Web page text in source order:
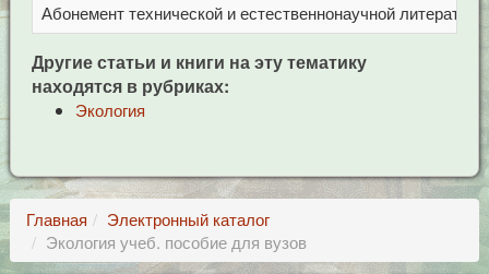
Абонемент технической и естественнонаучной литерат
Другие статьи и книги на эту тематику
находятся в рубриках:
Экология
Главная
Электронный каталог
Экология учеб. пособие для вузов